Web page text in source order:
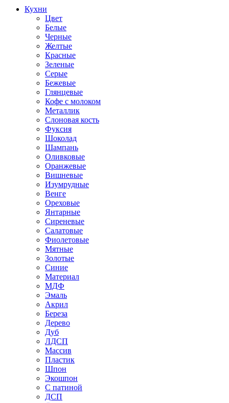
Кухни
Цвет
Белые
Черные
Желтые
Красные
Зеленые
Серые
Бежевые
Глянцевые
Кофе с молоком
Металлик
Слоновая кость
Фуксия
Шоколад
Шампань
Оливковые
Оранжевые
Вишневые
Изумрудные
Венге
Ореховые
Янтарные
Сиреневые
Салатовые
Фиолетовые
Мятные
Золотые
Синие
Материал
МДФ
Эмаль
Акрил
Береза
Дерево
Дуб
ЛДСП
Массив
Пластик
Шпон
Экошпон
С патиной
ДСП